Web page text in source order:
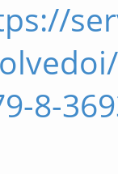
8-